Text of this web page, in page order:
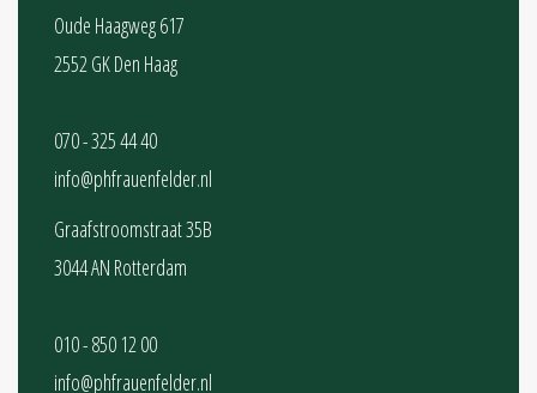
Oude Haagweg 617
2552 GK Den Haag
070 - 325 44 40
info@phfrauenfelder.nl
Graafstroomstraat 35B
3044 AN Rotterdam
010 - 850 12 00
info@phfrauenfelder.nl